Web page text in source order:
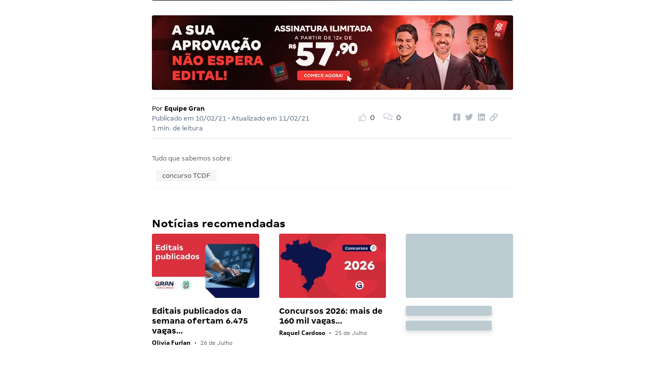
Por Equipe Gran
Publicado em 10/02/21• Atualizado em 11/02/21
1 min. de leitura
0 0
Tudo que sabemos sobre:
concurso TCDF
Notícias recomendadas
Editais publicados da
semana ofertam 6.475
vagas…
Olivia Furlan • 26 de Julho
Concursos 2026: mais de
160 mil vagas…
Raquel Cardoso • 25 de Julho